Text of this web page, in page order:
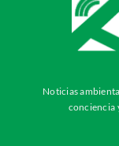
Noticias
conciencia